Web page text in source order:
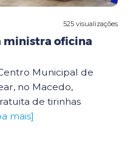
525 visualizações
ministra oficina
Municipal de
no Macedo,
de tirinhas
mais]